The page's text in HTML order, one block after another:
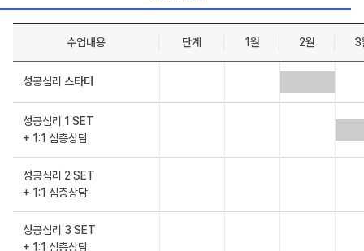
수업내용 단계 1월 2월 3
성공심리 스타터
성공심리 1 SET
+ 1:1 심층상담
성공심리 2 SET
+ 1:1 심층상담
성공심리 3 SET
+ 1:1 심층상담